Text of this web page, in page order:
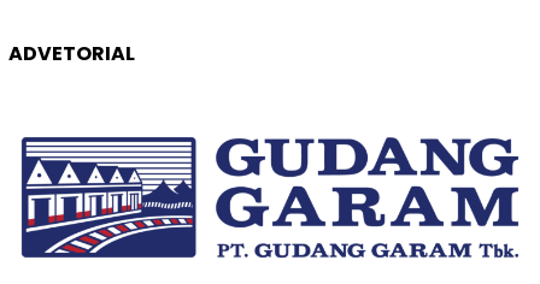
ADVETORIAL